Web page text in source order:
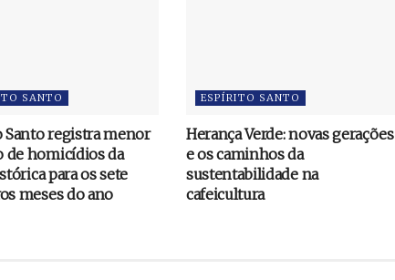
SANTO
Santo registra menor
de homicídios da
para os sete
meses do ano
ESPÍRITO SANTO
Herança Verde: novas gerações
e os caminhos da
sustentabilidade na
cafeicultura